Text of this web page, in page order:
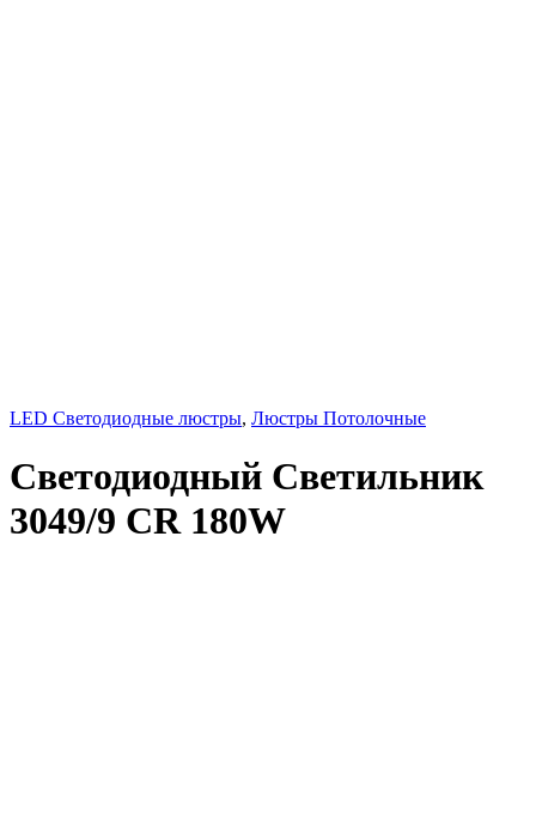
LED Светодиодные люстры, Люстры Потолочные
Светодиодный Светильник
3049/9 CR 180W